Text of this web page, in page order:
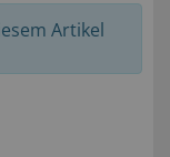
Artikel